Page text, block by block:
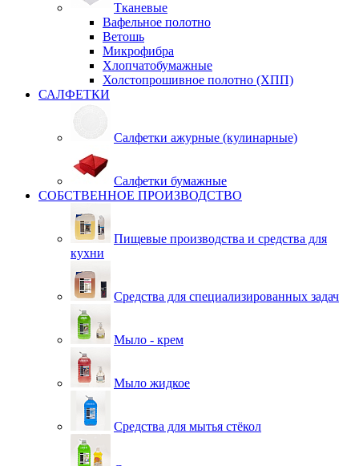
Тканевые
Вафельное полотно
Ветошь
Микрофибра
Хлопчатобумажные
Холстопрошивное полотно (ХПП)
САЛФЕТКИ
Салфетки ажурные (кулинарные)
Салфетки бумажные
СОБСТВЕННОЕ ПРОИЗВОДСТВО
Пищевые производства и средства для
кухни
Средства для специализированных задач
Мыло - крем
Мыло жидкое
Средства для мытья стёкол